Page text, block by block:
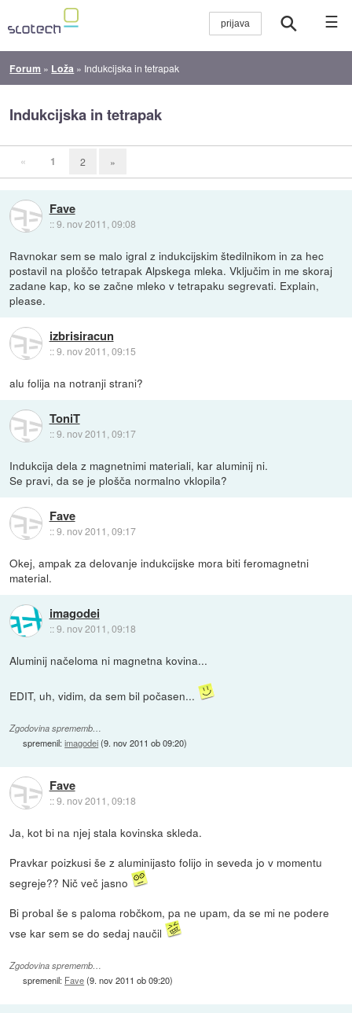
☰
Forum » Loža » Indukcijska in tetrapak
Indukcijska in tetrapak
« 1 2 »
Fave
::9. nov 2011, 09:08
Ravnokar sem se malo igral z indukcijskim štedilnikom in za hec
postavil na ploščo tetrapak Alpskega mleka. Vključim in me skoraj
zadane kap, ko se začne mleko v tetrapaku segrevati. Explain,
please.
izbrisiracun
::9. nov 2011, 09:15
alu folija na notranji strani?
ToniT
::9. nov 2011, 09:17
Indukcija dela z magnetnimi materiali, kar aluminij ni.
Se pravi, da se je plošča normalno vklopila?
Fave
::9. nov 2011, 09:17
Okej, ampak za delovanje indukcijske mora biti feromagnetni
material.
imagodei
::9. nov 2011, 09:18
Aluminij načeloma ni magnetna kovina...
EDIT, uh, vidim, da sem bil počasen...
Zgodovina sprememb…
spremenil:imagodei(9. nov 2011 ob 09:20)
Fave
::9. nov 2011, 09:18
Ja, kot bi na njej stala kovinska skleda.
Pravkar poizkusi še z aluminijasto folijo in seveda jo v momentu
segreje?? Nič več jasno
Bi probal še s paloma robčkom, pa ne upam, da se mi ne podere
vse kar sem se do sedaj naučil
Zgodovina sprememb…
spremenil: Fave(9. nov 2011 ob 09:20)